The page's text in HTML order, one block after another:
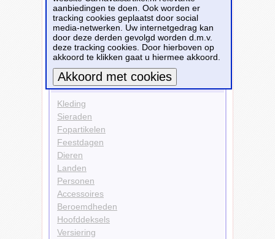
Schorpioenen
Personen
Skelet
Bekijk alle carnavalsartikelen
Carnavalsartikelen
Kleding
Sieraden
Fopartikelen
Feestdagen
Dieren
Landen
Personen
Accessoires
Beroemdheden
Hoofddeksels
Versiering
aanbiedingen te doen. Ook worden er
tracking cookies geplaatst door social
media-netwerken. Uw internetgedrag kan
door deze derden gevolgd worden d.m.v.
deze tracking cookies. Door hierboven op
akkoord te klikken gaat u hiermee akkoord.